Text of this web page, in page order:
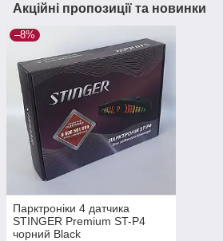
Акційні пропозиції та новинки
–8%
Парктроніки 4 датчика
STINGER Premium ST-P4
чорний Black